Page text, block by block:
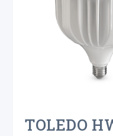
TOLEDO